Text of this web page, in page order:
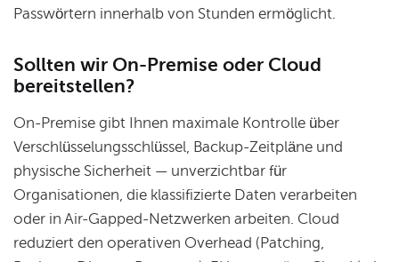
Passwörtern innerhalb von Stunden ermöglicht.
Sollten wir On-Premise oder Cloud
bereitstellen?
On-Premise gibt Ihnen maximale Kontrolle über
Verschlüsselungsschlüssel, Backup-Zeitpläne und
physische Sicherheit — unverzichtbar für
Organisationen, die klassifizierte Daten verarbeiten
oder in Air-Gapped-Netzwerken arbeiten. Cloud
reduziert den operativen Overhead (Patching,